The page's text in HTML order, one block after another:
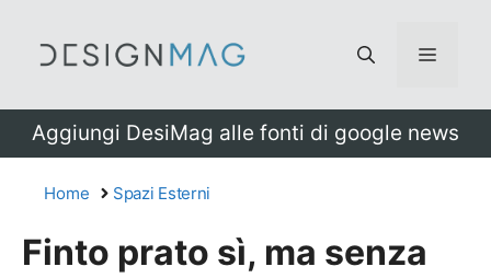
Menu
Aggiungi DesiMag alle fonti di google news
Home Spazi Esterni
Finto prato sì, ma senza